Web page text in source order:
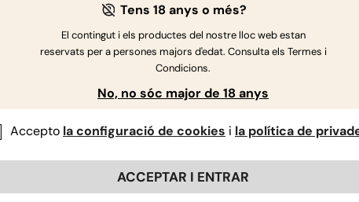
Tens 18 anys o més?
El contingut i els productes del nostre lloc web estan
reservats per a persones majors d'edat. Consulta els Termes i
Condicions.
No, no sóc major de 18 anys
Accepto la configuració de cookies i la política de
ACCEPTAR I ENTRAR